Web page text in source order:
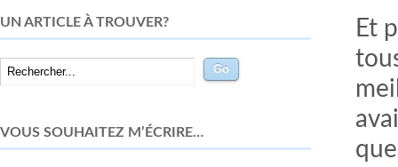
Et
UN ARTICLE À TROUVER?
VOUS SOUHAITEZ M’ÉCRIRE…